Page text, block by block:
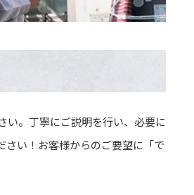
い。丁寧にご説明を行い、必要に
さい！お客様からのご要望に「で